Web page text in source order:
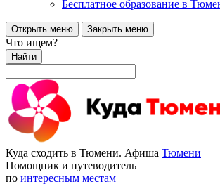
Бесплатное образование в
Открыть меню Закрыть меню
Что ищем?
Найти
Куда сходить в Тюмени. Афиша Тюмени
Помощник и путеводитель
по интересным местам